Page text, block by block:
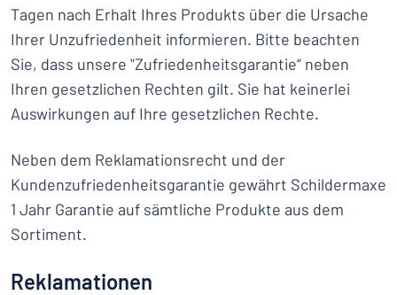
Tagen nach Erhalt Ihres Produkts über die Ursache
Ihrer Unzufriedenheit informieren. Bitte beachten
Sie, dass unsere "Zufriedenheitsgarantie“ neben
Ihren gesetzlichen Rechten gilt. Sie hat keinerlei
Auswirkungen auf Ihre gesetzlichen Rechte.
Neben dem Reklamationsrecht und der
Kundenzufriedenheitsgarantie gewährt Schildermaxe
1 Jahr Garantie auf sämtliche Produkte aus dem
Sortiment.
Reklamationen